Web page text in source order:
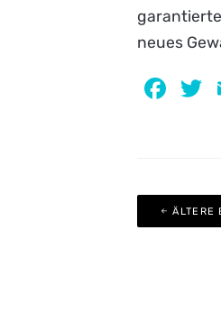
neues
ÄLTERE